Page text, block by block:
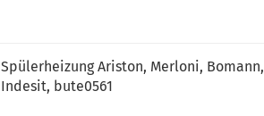
Spülerheizung Ariston, Merloni, Bomann,
Indesit, bute0561